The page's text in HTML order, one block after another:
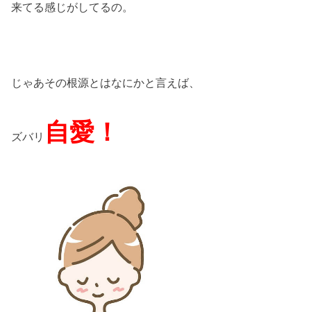
来てる感じがしてるの。
じゃあその根源とはなにかと言えば、
ズバリ 自愛！